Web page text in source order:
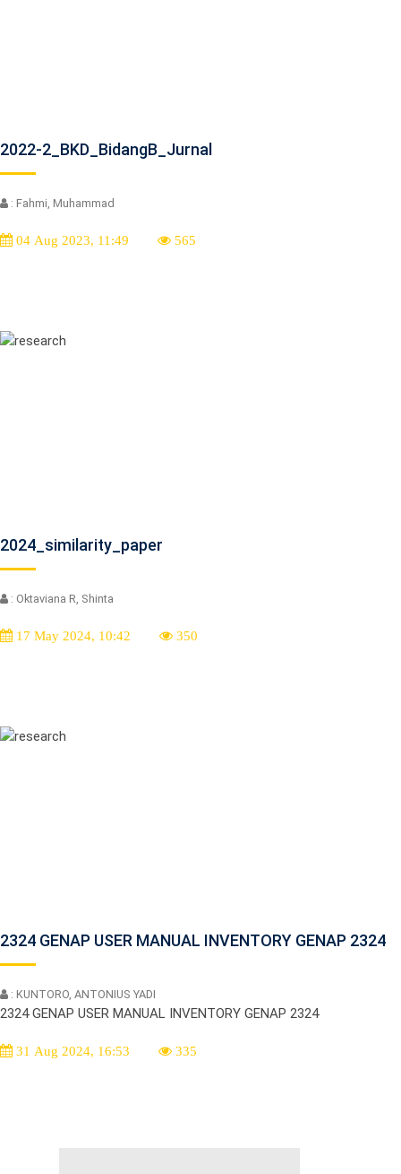
2022-2_BKD_BidangB_Jurnal
: Fahmi, Muhammad
04 Aug 2023, 11:49 565
2024_similarity_paper
: Oktaviana R, Shinta
17 May 2024, 10:42 350
2324 GENAP USER MANUAL INVENTORY GENAP 2324
: KUNTORO, ANTONIUS YADI
2324 GENAP USER MANUAL INVENTORY GENAP 2324
31 Aug 2024, 16:53 335